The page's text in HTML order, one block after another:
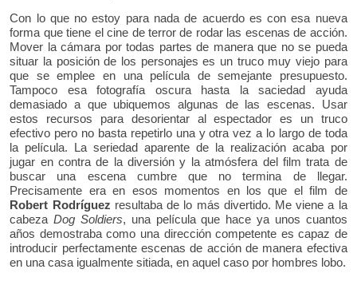
Con lo que no estoy para nada de acuerdo es con esa nueva
forma que tiene el cine de terror de rodar las escenas de acción.
Mover la cámara por todas partes de manera que no se pueda
situar la posición de los personajes es un truco muy viejo para
que se emplee en una película de semejante presupuesto.
Tampoco esa fotografía oscura hasta la saciedad ayuda
demasiado a que ubiquemos algunas de las escenas. Usar
estos recursos para desorientar al espectador es un truco
efectivo pero no basta repetirlo una y otra vez a lo largo de toda
la película. La seriedad aparente de la realización acaba por
jugar en contra de la diversión y la atmósfera del film trata de
buscar una escena cumbre que no termina de llegar.
Precisamente era en esos momentos en los que el film de
Robert Rodríguez resultaba de lo más divertido. Me viene a la
cabezaDog Soldiers, una película que hace ya unos cuantos
años demostraba como una dirección competente es capaz de
introducir perfectamente escenas de acción de manera efectiva
en una casa igualmente sitiada, en aquel caso por hombres lobo.